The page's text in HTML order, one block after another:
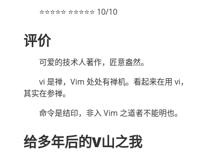
⭐⭐⭐⭐⭐ ⭐⭐⭐⭐⭐ 10/10
评价
可爱的技术人著作，匠意盎然。
vi 是禅，Vim 处处有禅机。看起来在用 vi，
其实在参禅。
命令是结印，非入 Vim 之道者不能明也。
给多年后的V山之我